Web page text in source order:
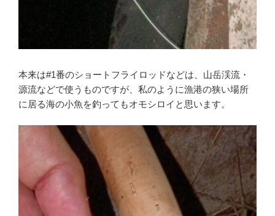
本来は#1番のショートフライロッドなどは、山岳渓流・
源流などで使うものですが、私のように漁港の狭い場所
に居る海の小魚を釣ってもオモシロイと思います。